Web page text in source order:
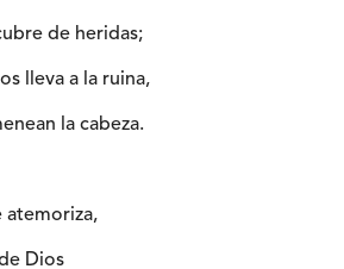
de heridas;
lleva a la ruina,
la cabeza.
atemoriza,
Dios